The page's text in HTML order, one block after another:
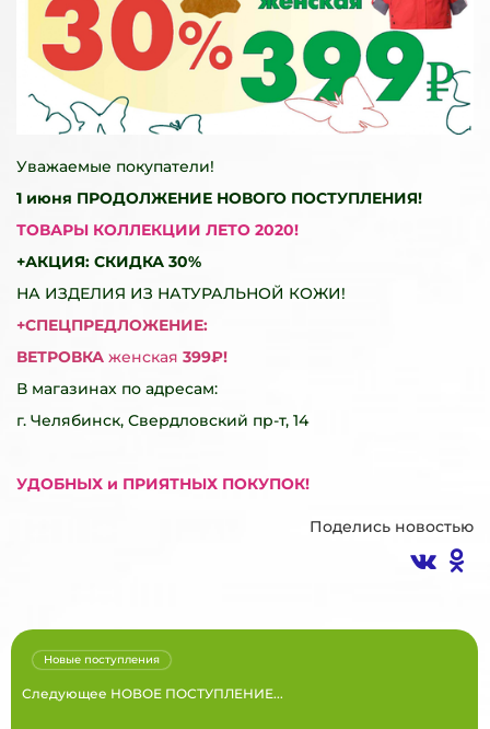
Уважаемые покупатели!
1 июня ПРОДОЛЖЕНИЕ НОВОГО ПОСТУПЛЕНИЯ!
ТОВАРЫ КОЛЛЕКЦИИ ЛЕТО 2020!
+АКЦИЯ: СКИДКА 30%
НА ИЗДЕЛИЯ ИЗ НАТУРАЛЬНОЙ КОЖИ!
+СПЕЦПРЕДЛОЖЕНИЕ:
ВЕТРОВКА женская 399₽!
В магазинах по адресам:
г. Челябинск, Свердловский пр-т, 14
УДОБНЫХ и ПРИЯТНЫХ ПОКУПОК!
Поделись новостью
Следующее НОВОЕ ПОСТУПЛЕНИЕ...
Новые поступления